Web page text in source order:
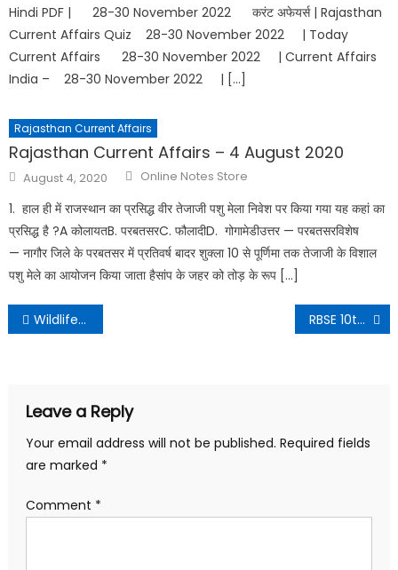
Hindi PDF | 28-30 November 2022 करंट अफेयर्स | Rajasthan
Current Affairs Quiz 28-30 November 2022 | Today
Current Affairs 28-30 November 2022 | Current Affairs
India – 28-30 November 2022 | […]
Rajasthan Current Affairs
Rajasthan Current Affairs – 4 August 2020
August 4, 2020 Online Notes Store
1. हाल ही में राजस्थान का प्रसिद्ध वीर तेजाजी पशु मेला निवेश पर किया गया यह कहां का
प्रसिद्ध है ?A कोलायतB. परबतसरC. फौलादीD. गोगामेडीउत्तर — परबतसरविशेष
— नागौर जिले के परबतसर में प्रतिवर्ष बादर शुक्ला 10 से पूर्णिमा तक तेजाजी के विशाल
पशु मेले का आयोजन किया जाता हैसांप के जहर को तोड़ के रूप […]
Wildlife Sanctuary of Rajasthan ( राजस्थान के वन्यजीव अभ्यारण ) RBSE 10th Board Result 2021 | RBSE10वीं बोर्ड रिजल्ट 2021
Leave a Reply
Your email address will not be published. Required fields
are marked *
Comment *